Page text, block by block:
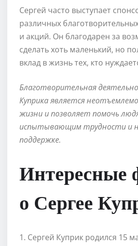
Сергей часто выступает
различных
и акций. Он благодарен за
сделать хоть маленький, но
вклад в жизнь тех, кто
Благотворительная
Куприка является
жизни и позволяет помочь
испытывающим трудности и
поддержке.
Интересные
о Сергее
1. Сергей Куприк родился 15